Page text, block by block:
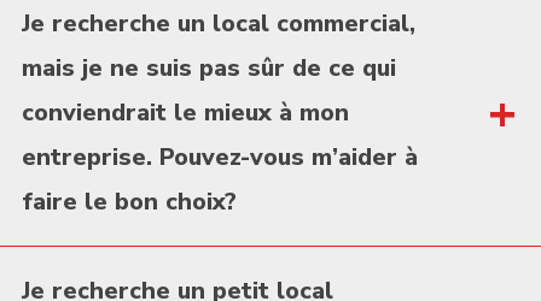
Au Groupe Laroche, nous connaissons bien le marché
immobilier commercial au Québec, particulièrement
Sherbrooke et en Estrie
. Nous vous aiderons à
évaluer des critères clés à considérer comme le type
de partenaires déjà présents, les autres commerces
avoisinants, le développement des quartiers
résidentiels à proximité. La fréquentation, qu'elle soit
résidente ou ouvrière de même que la
Je recherche un local commercial,
mais je ne suis pas sûr de ce qui
conviendrait le mieux à mon
entreprise. Pouvez-vous m’aider à
faire le bon choix?
L’équipe d'experts duGroupe Laroche
Je recherche un petit local